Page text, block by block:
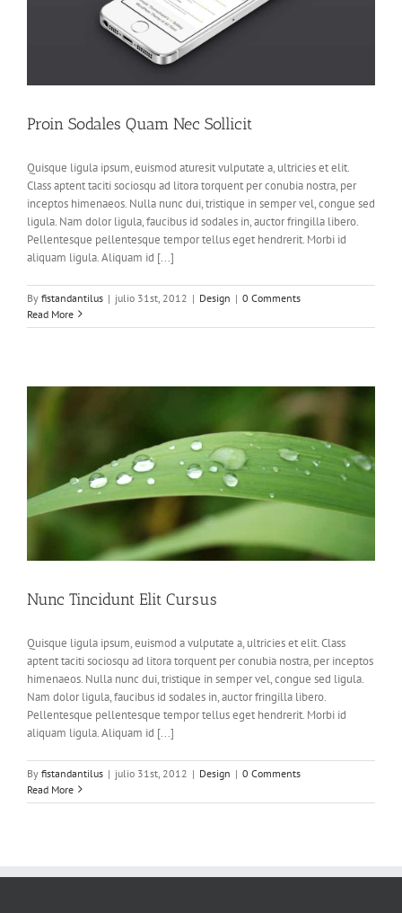
Proin Sodales Quam Nec Sollicit
Quisque ligula ipsum, euismod aturesit vulputate a, ultricies et elit.
Class aptent taciti sociosqu ad litora torquent per conubia nostra, per
inceptos himenaeos. Nulla nunc dui, tristique in semper vel, congue sed
ligula. Nam dolor ligula, faucibus id sodales in, auctor fringilla libero.
Pellentesque pellentesque tempor tellus eget hendrerit. Morbi id
aliquam ligula. Aliquam id [...]
By fistandantilus | julio 31st, 2012 | Design | 0 Comments
Read More
Nunc Tincidunt Elit Cursus
Quisque ligula ipsum, euismod a vulputate a, ultricies et elit. Class
aptent taciti sociosqu ad litora torquent per conubia nostra, per inceptos
himenaeos. Nulla nunc dui, tristique in semper vel, congue sed ligula.
Nam dolor ligula, faucibus id sodales in, auctor fringilla libero.
Pellentesque pellentesque tempor tellus eget hendrerit. Morbi id
aliquam ligula. Aliquam id [...]
By fistandantilus | julio 31st, 2012 | Design | 0 Comments
Read More